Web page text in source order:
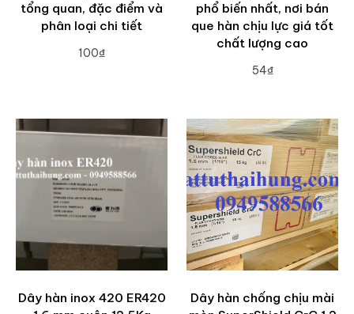
tổng quan, đặc điểm và
phân loại chi tiết
100₫
phổ biến nhất, nơi bán
que hàn chịu lực giá tốt
chất lượng cao
54₫
Dây hàn inox 420 ER420
Dây hàn chống chịu mài